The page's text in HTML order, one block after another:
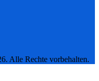
Alle Rechte vorbehalten.